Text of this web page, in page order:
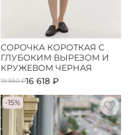
СОРОЧКА КОРОТКАЯ С
ГЛУБОКИМ ВЫРЕЗОМ И
КРУЖЕВОМ ЧЕРНАЯ
19 550 ₽16 618 ₽
-15%